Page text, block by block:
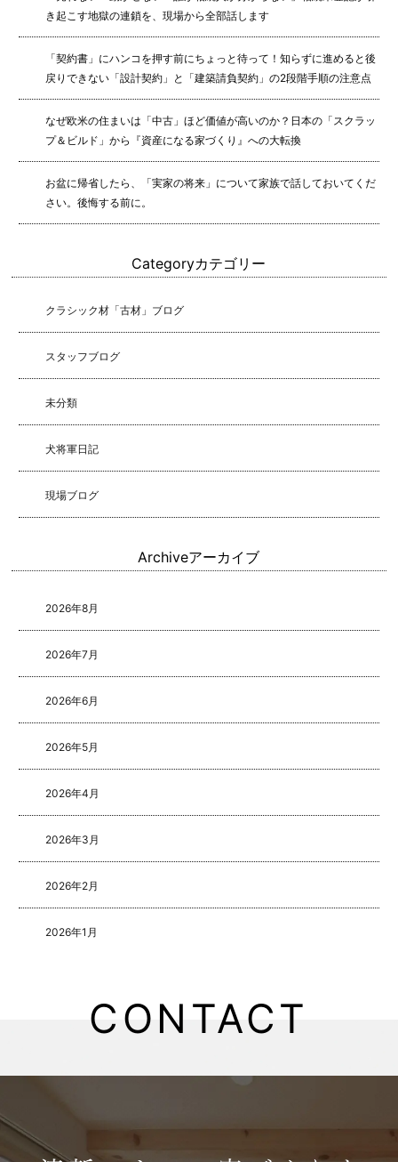
き起こす地獄の連鎖を、現場から全部話します
「契約書」にハンコを押す前にちょっと待って！知らずに進めると後
戻りできない「設計契約」と「建築請負契約」の2段階手順の注意点
なぜ欧米の住まいは「中古」ほど価値が高いのか？日本の「スクラッ
プ＆ビルド」から『資産になる家づくり』への大転換
お盆に帰省したら、「実家の将来」について家族で話しておいてくだ
さい。後悔する前に。
Categoryカテゴリー
クラシック材「古材」ブログ
スタッフブログ
未分類
犬将軍日記
現場ブログ
Archiveアーカイブ
2026年8月
2026年7月
2026年6月
2026年5月
2026年4月
2026年3月
2026年2月
2026年1月
2025年5月CONTACT